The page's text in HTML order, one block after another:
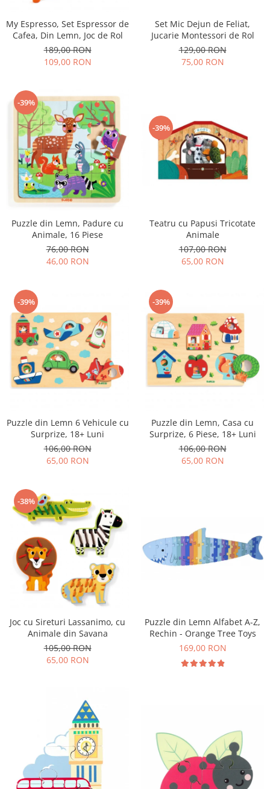
My Espresso, Set Espressor de
Cafea, Din Lemn, Joc de Rol
189,00 RON
109,00 RON
Set Mic Dejun de Feliat,
Jucarie Montessori de Rol
129,00 RON
75,00 RON
-39%
Puzzle din Lemn, Padure cu
Animale, 16 Piese
76,00 RON
46,00 RON
-39%
Teatru cu Papusi Tricotate
Animale
107,00 RON
65,00 RON
-39%
Puzzle din Lemn 6 Vehicule cu
Surprize, 18+ Luni
106,00 RON
65,00 RON
-39%
Puzzle din Lemn, Casa cu
Surprize, 6 Piese, 18+ Luni
106,00 RON
65,00 RON
-38%
Joc cu Sireturi Lassanimo, cu
Animale din Savana
105,00 RON
65,00 RON
Puzzle din Lemn Alfabet A-Z,
Rechin - Orange Tree Toys
169,00 RON